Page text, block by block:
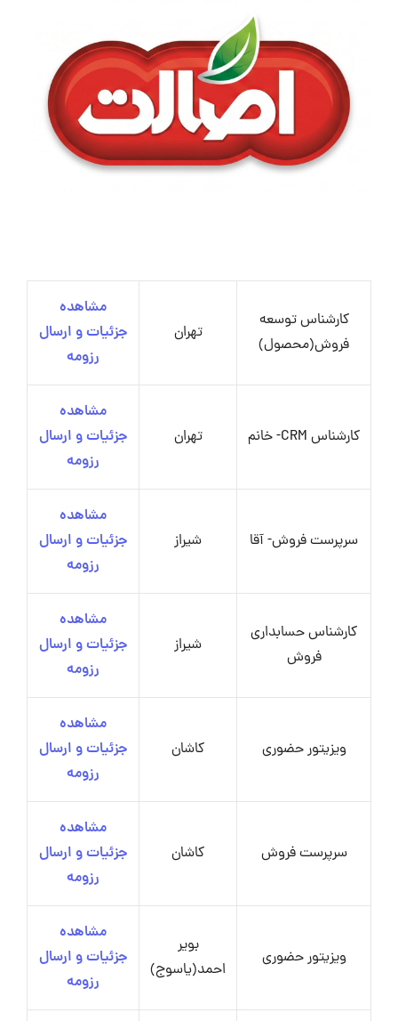
کارشناس توسعه
فروش(محصول)
تهران
مشاهده
جزئیات و ارسال
رزومه
کارشناس CRM- خانم تهران
مشاهده
جزئیات و ارسال
رزومه
سرپرست فروش- آقا شیراز
مشاهده
جزئیات و ارسال
رزومه
کارشناس حسابداری
فروش
شیراز
مشاهده
جزئیات و ارسال
رزومه
ویزیتور حضوری کاشان
مشاهده
جزئیات و ارسال
رزومه
سرپرست فروش کاشان
مشاهده
جزئیات و ارسال
رزومه
ویزیتور حضوری
بویر
احمد(یاسوج)
مشاهده
جزئیات و ارسال
رزومه